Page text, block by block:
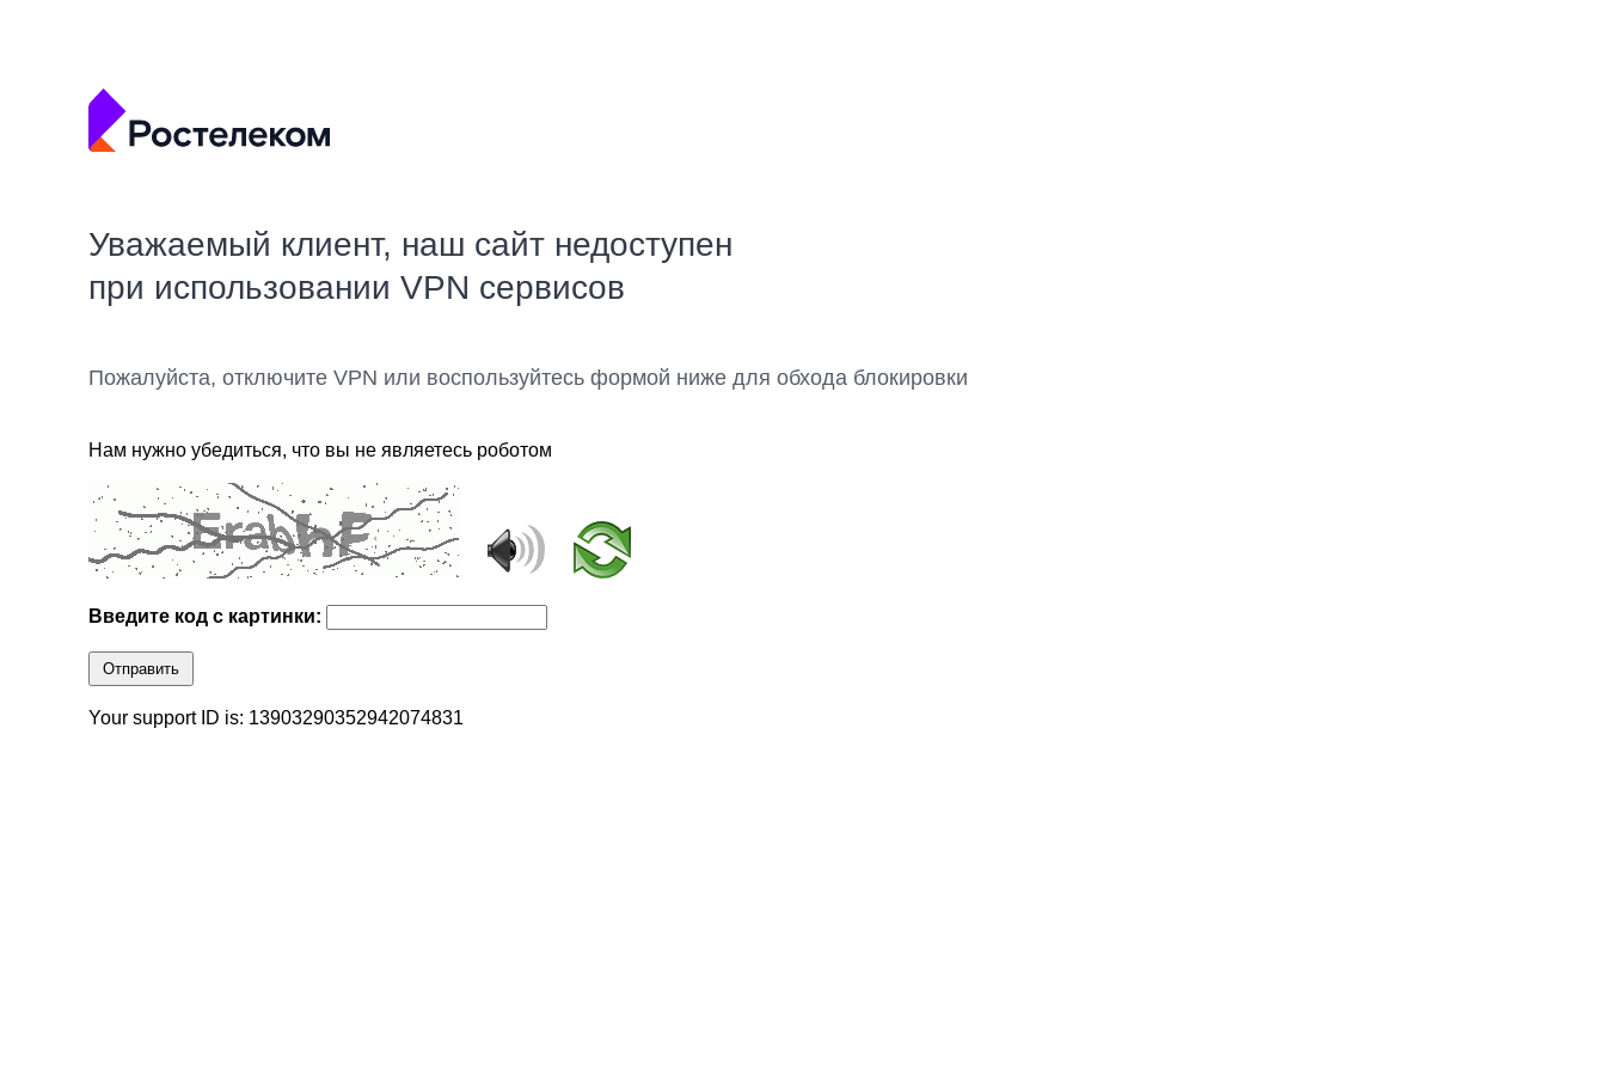
Уважаемый клиент, наш сайт недоступен
при использовании VPN сервисов
Пожалуйста, отключите VPN или воспользуйтесь формой ниже для обхода блокировки
Нам нужно убедиться, что вы не являетесь роботом
Введите код с картинки:
Отправить
Your support ID is: 13903290352942074831